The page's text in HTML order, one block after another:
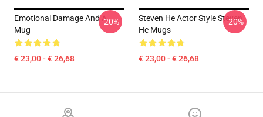
Emotional Damage And A
Mug
€ 23,00 - € 26,68
-20%
Steven He Actor Style Steven
He Mugs
€ 23,00 - € 26,68
-20%